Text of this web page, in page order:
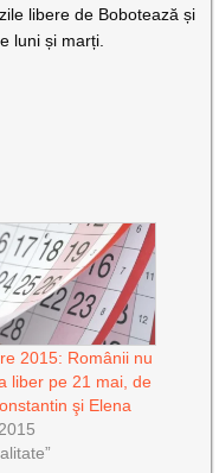
libere de Bobotează și
luni și marți.
2015: Românii nu
liber pe 21 mai, de
şi Elena